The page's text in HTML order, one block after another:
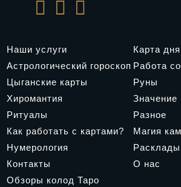
Наши услуги
Карта дня
Астрологический гороскоп Работа
Цыганские карты
Руны
Хиромантия
Значение
Ритуалы
Разное
Как работать с картами?
Магия
Нумерология
Расклады
Контакты
О нас
Обзоры колод Таро